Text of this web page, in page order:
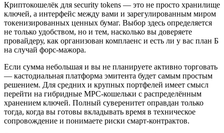
Криптокошелёк для security tokens — это не просто хранилище
ключей, а интерфейс между вами и зарегулированным миром
токенизированных ценных бумаг. Выбор здесь определяется
не только удобством, но и тем, насколько вы доверяете
провайдеру, как организован комплаенс и есть ли у вас план Б
на случай форс-мажора.
Если сумма небольшая и вы не планируете активно торговать
— кастодиальная платформа эмитента будет самым простым
решением. Для средних и крупных портфелей имеет смысл
перейти на гибридные MPC-кошельки с распределённым
хранением ключей. Полный суверенитет оправдан только
тогда, когда вы готовы вкладывать время в техническое
сопровождение и понимаете риски смарт-контрактов.